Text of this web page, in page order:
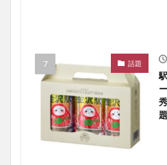
話題
題